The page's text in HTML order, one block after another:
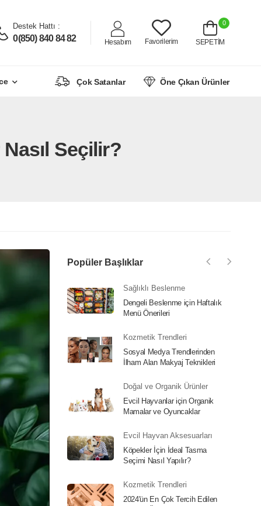
Destek Hattı :
0(850) 840 84 82 Hesabım Favorilerim
0
SEPETİM
Çok Satanlar Öne Çıkan Ürünler
Seçilir?
Popüler Başlıklar
Sağlıklı Beslenme
Dengeli Beslenme için Haftalık
Menü Önerileri
Kozmetik Trendleri
Sosyal Medya Trendlerinden
İlham Alan Makyaj Teknikleri
Doğal ve Organik Ürünler
Evcil Hayvanlar için Organik
Mamalar ve Oyuncaklar
Evcil Hayvan Aksesuarları
Köpekler İçin İdeal Tasma
Seçimi Nasıl Yapılır?
Kozmetik Trendleri
2024'ün En Çok Tercih Edilen